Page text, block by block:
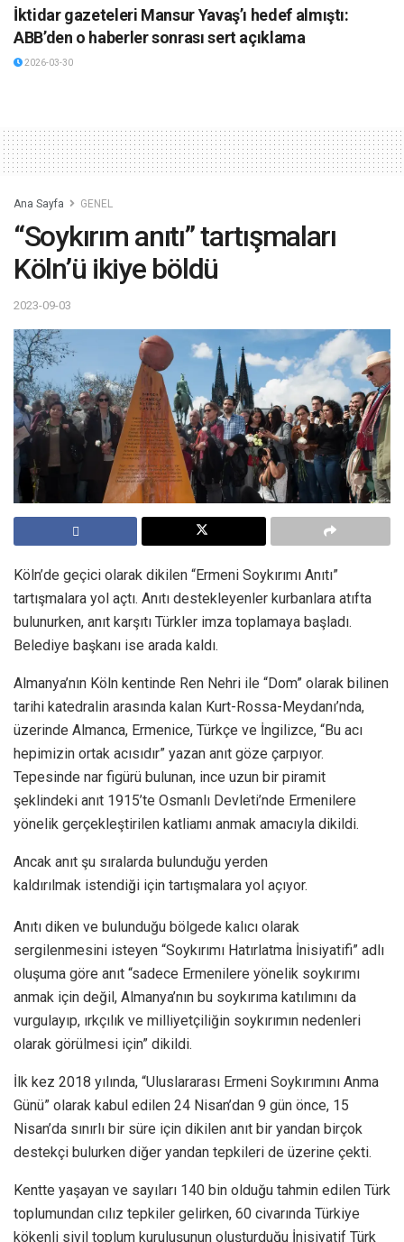
İktidar gazeteleri Mansur Yavaş’ı hedef almıştı:
ABB’den o haberler sonrası sert açıklama
2026-03-30
Ana Sayfa GENEL
“Soykırım anıtı” tartışmaları
Köln’ü ikiye böldü
2023-09-03
Köln’de geçici olarak dikilen “Ermeni Soykırımı Anıtı”
tartışmalara yol açtı. Anıtı destekleyenler kurbanlara atıfta
bulunurken, anıt karşıtı Türkler imza toplamaya başladı.
Belediye başkanı ise arada kaldı.
Almanya’nın Köln kentinde Ren Nehri ile “Dom” olarak bilinen
tarihi katedralin arasında kalan Kurt-Rossa-Meydanı’nda,
üzerinde Almanca, Ermenice, Türkçe ve İngilizce, “Bu acı
hepimizin ortak acısıdır” yazan anıt göze çarpıyor.
Tepesinde nar figürü bulunan, ince uzun bir piramit
şeklindeki anıt 1915’te Osmanlı Devleti’nde Ermenilere
yönelik gerçekleştirilen katliamı anmak amacıyla dikildi.
Ancak anıt şu sıralarda bulunduğu yerden
kaldırılmak istendiği için tartışmalara yol açıyor.
Anıtı diken ve bulunduğu bölgede kalıcı olarak
sergilenmesini isteyen “Soykırımı Hatırlatma İnisiyatifi” adlı
oluşuma göre anıt “sadece Ermenilere yönelik soykırımı
anmak için değil, Almanya’nın bu soykırıma katılımını da
vurgulayıp, ırkçılık ve milliyetçiliğin soykırımın nedenleri
olarak görülmesi için” dikildi.
İlk kez 2018 yılında, “Uluslararası Ermeni Soykırımını Anma
Günü” olarak kabul edilen 24 Nisan’dan 9 gün önce, 15
Nisan’da sınırlı bir süre için dikilen anıt bir yandan birçok
destekçi bulurken diğer yandan tepkileri de üzerine çekti.
Kentte yaşayan ve sayıları 140 bin olduğu tahmin edilen Türk
toplumundan cılız tepkiler gelirken, 60 civarında Türkiye
kökenli sivil toplum kuruluşunun oluşturduğu İnisiyatif Türk